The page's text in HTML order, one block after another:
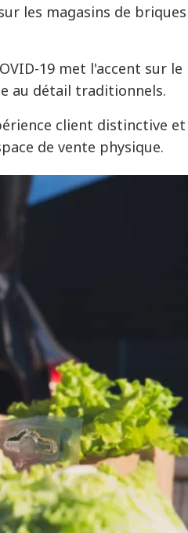
les magasins de
19 met l'accent sur le
au détail traditionnels.
client distinctive et
de vente physique.